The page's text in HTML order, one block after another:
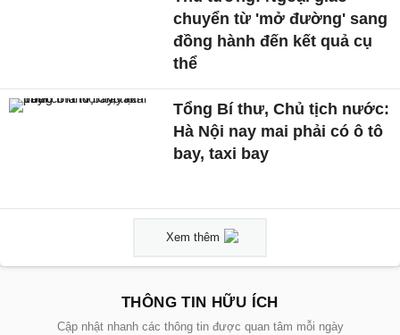
chuyển từ 'mở đường' sang
đồng hành đến kết quả cụ
thể
Tổng Bí thư, Chủ tịch nước:
Hà Nội nay mai phải có ô tô
bay, taxi bay
Xem thêm
THÔNG TIN HỮU ÍCH
Cập nhật nhanh các thông tin được quan tâm mỗi ngày